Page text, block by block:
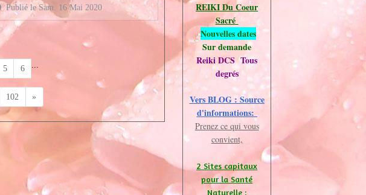
Publié le Sam. 16 Mai 2020
5 6 ...
102 »
REIKI Du Coeur
Sacré
Nouvelles dates
Sur demande
Reiki DCS Tous
degrés
Vers BLOG : Source
d'informations:
Prenez ce qui vous
convient,
2 Sites capitaux
pour la Santé
Naturelle :